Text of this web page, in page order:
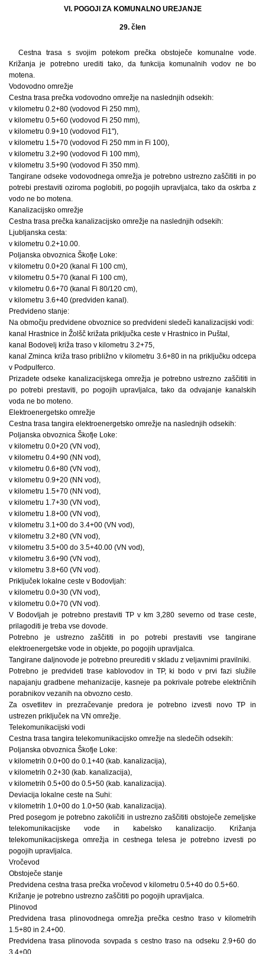
VI. POGOJI ZA KOMUNALNO UREJANJE
29. člen
Cestna trasa s svojim potekom prečka obstoječe komunalne vode.
Križanja je potrebno urediti tako, da funkcija komunalnih vodov ne bo
motena.
Vodovodno omrežje
Cestna trasa prečka vodovodno omrežje na naslednjih odsekih:
v kilometru 0.2+80 (vodovod Fi 250 mm),
v kilometru 0.5+60 (vodovod Fi 250 mm),
v kilometru 0.9+10 (vodovod Fi1"),
v kilometru 1.5+70 (vodovod Fi 250 mm in Fi 100),
v kilometru 3.2+90 (vodovod Fi 100 mm),
v kilometru 3.5+90 (vodovod Fi 350 mm).
Tangirane odseke vodovodnega omrežja je potrebno ustrezno zaščititi in po
potrebi prestaviti oziroma poglobiti, po pogojih upravljalca, tako da oskrba z
vodo ne bo motena.
Kanalizacijsko omrežje
Cestna trasa prečka kanalizacijsko omrežje na naslednjih odsekih:
Ljubljanska cesta:
v kilometru 0.2+10.00.
Poljanska obvoznica Škofje Loke:
v kilometru 0.0+20 (kanal Fi 100 cm),
v kilometru 0.5+70 (kanal Fi 100 cm),
v kilometru 0.6+70 (kanal Fi 80/120 cm),
v kilometru 3.6+40 (predviden kanal).
Predvideno stanje:
Na območju predvidene obvoznice so predvideni sledeči kanalizacijski vodi:
kanal Hrastnice in Žolšč križata priključka ceste v Hrastnico in Puštal,
kanal Bodovelj križa traso v kilometru 3.2+75,
kanal Zminca križa traso približno v kilometru 3.6+80 in na priključku odcepa
v Podpulferco.
Prizadete odseke kanalizacijskega omrežja je potrebno ustrezno zaščititi in
po potrebi prestaviti, po pogojih upravljalca, tako da odvajanje kanalskih
voda ne bo moteno.
Elektroenergetsko omrežje
Cestna trasa tangira elektroenergetsko omrežje na naslednjih odsekih:
Poljanska obvoznica Škofje Loke:
v kilometru 0.0+20 (VN vod),
v kilometru 0.4+90 (NN vod),
v kilometru 0.6+80 (VN vod),
v kilometru 0.9+20 (NN vod),
v kilometru 1.5+70 (NN vod),
v kilometru 1.7+30 (VN vod),
v kilometru 1.8+00 (VN vod),
v kilometru 3.1+00 do 3.4+00 (VN vod),
v kilometru 3.2+80 (VN vod),
v kilometru 3.5+00 do 3.5+40.00 (VN vod),
v kilometru 3.6+90 (VN vod),
v kilometru 3.8+60 (VN vod).
Priključek lokalne ceste v Bodovljah:
v kilometru 0.0+30 (VN vod),
v kilometru 0.0+70 (VN vod).
V Bodovljah je potrebno prestaviti TP v km 3,280 severno od trase ceste,
prilagoditi je treba vse dovode.
Potrebno je ustrezno zaščititi in po potrebi prestaviti vse tangirane
elektroenergetske vode in objekte, po pogojih upravljalca.
Tangirane daljnovode je potrebno preurediti v skladu z veljavnimi pravilniki.
Potrebno je predvideti trase kablovodov in TP, ki bodo v prvi fazi služile
napajanju gradbene mehanizacije, kasneje pa pokrivale potrebe električnih
porabnikov vezanih na obvozno cesto.
Za osvetlitev in prezračevanje predora je potrebno izvesti novo TP in
ustrezen priključek na VN omrežje.
Telekomunikacijski vodi
Cestna trasa tangira telekomunikacijsko omrežje na sledečih odsekih:
Poljanska obvoznica Škofje Loke:
v kilometrih 0.0+00 do 0.1+40 (kab. kanalizacija),
v kilometrih 0.2+30 (kab. kanalizacija),
v kilometrih 0.5+00 do 0.5+50 (kab. kanalizacija).
Deviacija lokalne ceste na Suhi:
v kilometrih 1.0+00 do 1.0+50 (kab. kanalizacija).
Pred posegom je potrebno zakoličiti in ustrezno zaščititi obstoječe zemeljske
telekomunikacijske vode in kabelsko kanalizacijo. Križanja
telekomunikacijskega omrežja in cestnega telesa je potrebno izvesti po
pogojih upravljalca.
Vročevod
Obstoječe stanje
Predvidena cestna trasa prečka vročevod v kilometru 0.5+40 do 0.5+60.
Križanje je potrebno ustrezno zaščititi po pogojih upravljalca.
Plinovod
Predvidena trasa plinovodnega omrežja prečka cestno traso v kilometrih
1.5+80 in 2.4+00.
Predvidena trasa plinovoda sovpada s cestno traso na odseku 2.9+60 do
3.4+00.